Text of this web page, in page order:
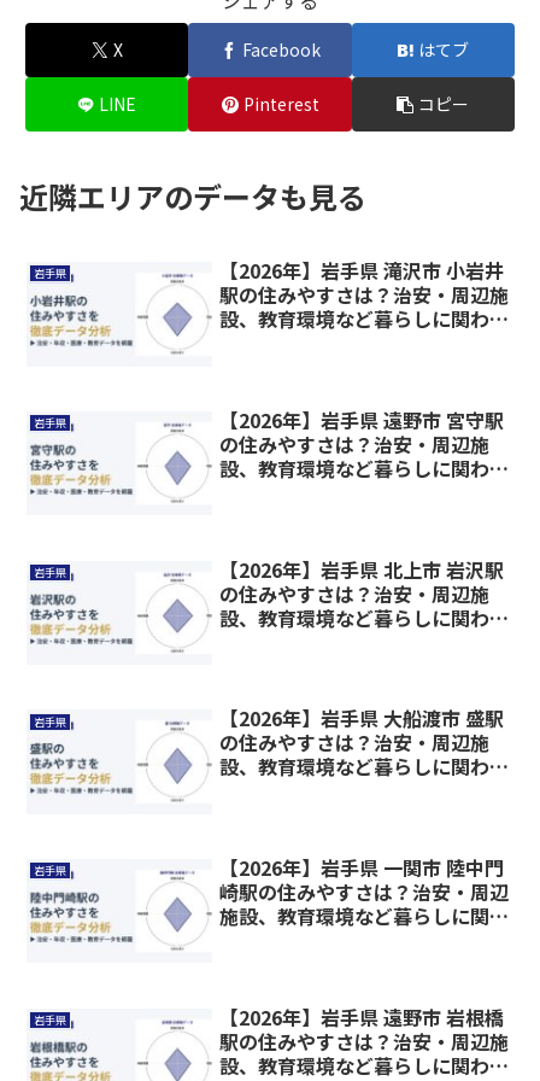
X Facebook はてブ
LINE Pinterest コピー
近隣エリアのデータも見る
岩手県
【2026年】岩手県 滝沢市 小岩井
駅の住みやすさは？治安・周辺施
設、教育環境など暮らしに関わる
岩手県
【2026年】岩手県 遠野市 宮守駅
の住みやすさは？治安・周辺施
設、教育環境など暮らしに関わる
岩手県
【2026年】岩手県 北上市 岩沢駅
の住みやすさは？治安・周辺施
設、教育環境など暮らしに関わる
岩手県
【2026年】岩手県 大船渡市 盛駅
の住みやすさは？治安・周辺施
設、教育環境など暮らしに関わる
岩手県
【2026年】岩手県 一関市 陸中門
崎駅の住みやすさは？治安・周辺
施設、教育環境など暮らしに関わ
岩手県
【2026年】岩手県 遠野市 岩根橋
駅の住みやすさは？治安・周辺施
設、教育環境など暮らしに関わる